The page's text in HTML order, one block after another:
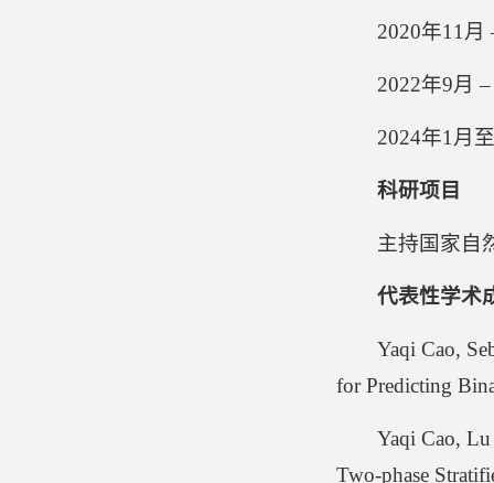
2020年11
2022年9月
2024年1月
科研项目
主持国家自
代表性学术
Yaqi Cao,
for Predicting
Yaqi Cao,
Two-phase